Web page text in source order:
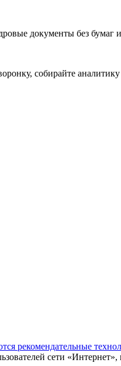
документы без бумаг
собирайте
рекомендательные
сети